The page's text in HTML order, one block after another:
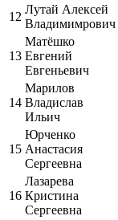
12
Лутай Алексей
Владимимрович
13
Матёшко
Евгений
Евгеньевич
14
Марилов
Владислав
Ильич
15
Юрченко
Анастасия
Сергеевна
16
Лазарева
Кристина
Сергеевна